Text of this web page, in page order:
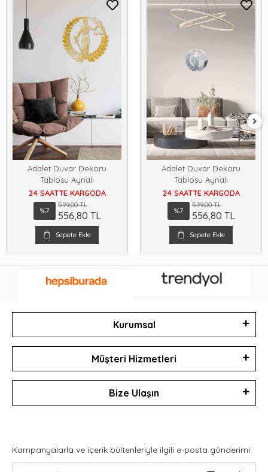
Adalet Duvar Dekoru
Tablosu Aynalı
24 SAATTE KARGODA
%7
599,00 TL
556,80 TL
Sepete Ekle
Adalet Duvar Dekoru
Tablosu Aynalı
24 SAATTE KARGODA
%7
599,00 TL
556,80 TL
Sepete Ekle
Kurumsal
Müşteri Hizmetleri
Bize Ulaşın
Kampanyalarla ve içerik bültenleriyle ilgili e-posta gönderimi